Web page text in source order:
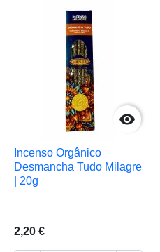

Incenso Orgânico
Desmancha Tudo Milagre
| 20g
2,20 €